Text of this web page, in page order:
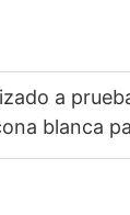
a
blanca